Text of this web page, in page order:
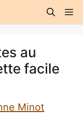
au
facile
Minot